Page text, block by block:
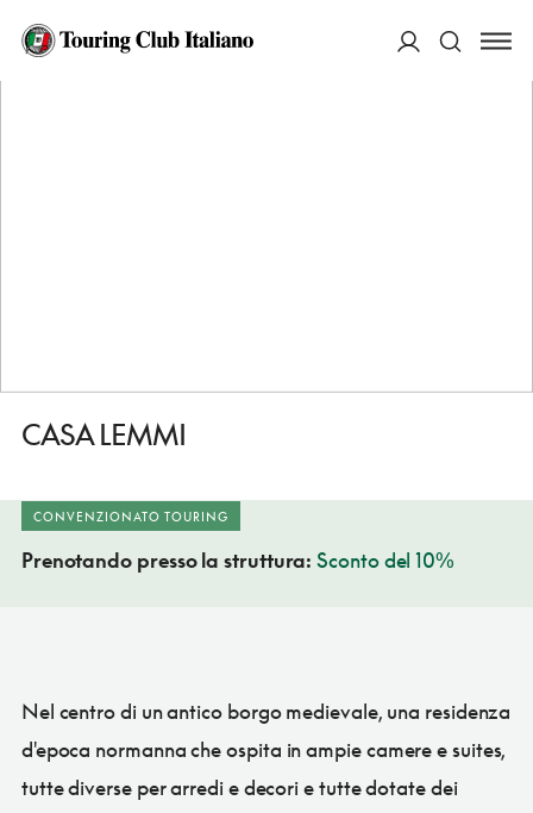
HOME
CASA LEMMI
CONVENZIONATO TOURING
Prenotando presso la struttura:Sconto del 10%
Nel centro di un antico borgo medievale, una residenza
d'epoca normanna che ospita in ampie camere e suites,
tutte diverse per arredi e decori e tutte dotate dei